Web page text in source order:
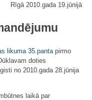
Rīgā 2010.gada 19.jūnijā
likuma 35.pantapirmo
doties
no 2010.gada 28.jūnija
laikā par